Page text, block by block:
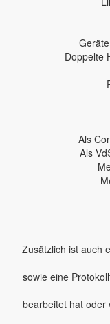
Doppelte
Als
Als
Zusätzlich ist auch
sowie eine
bearbeitet hat oder